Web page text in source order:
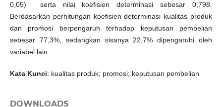
0,05) serta nilai koefisien determinasi sebesar 0,798.
Berdasarkan perhitungan koefisien determinasi kualitas produk
dan promosi berpengaruh terhadap keputusan pembelian
sebesar 77,3%, sedangkan sisanya 22,7% dipengaruhi oleh
variabel lain.
Kata Kunci: kualitas produk; promosi; keputusan pembelian
DOWNLOADS